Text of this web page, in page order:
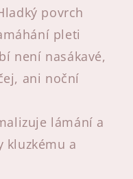
povrch
pleti
není nasákavé,
ani noční
lámání a
kluzkému a